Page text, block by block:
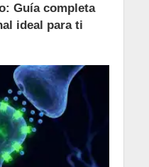
Guía completa
ideal para ti